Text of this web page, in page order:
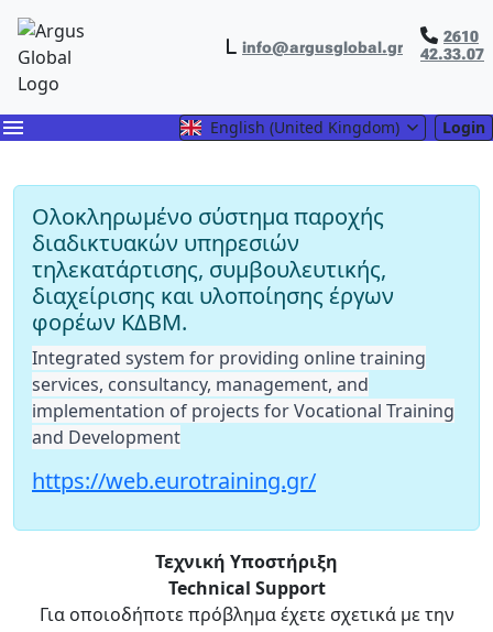
info@argusglobal.gr
2610
42.33.07
menu English (United Kingdom) Login
Ολοκληρωμένο σύστημα παροχής
διαδικτυακών υπηρεσιών
τηλεκατάρτισης, συμβουλευτικής,
διαχείρισης και υλοποίησης έργων
φορέων ΚΔΒΜ.
Integrated system for providing online training
services, consultancy, management, and
implementation of projects for Vocational Training
and Development
https://web.eurotraining.gr/
Τεχνική Υποστήριξη
Technical Support
Για οποιοδήποτε πρόβλημα έχετε σχετικά με την